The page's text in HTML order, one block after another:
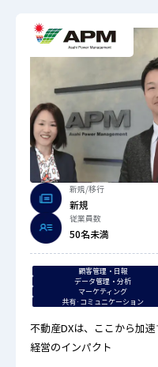
新規/移行
新規
従業員数
50名未満
顧客管理・日報
データ管理・分析
マーケティング
共有·コミュニケーション
不動産DXは、ここから加
経営のインパクト